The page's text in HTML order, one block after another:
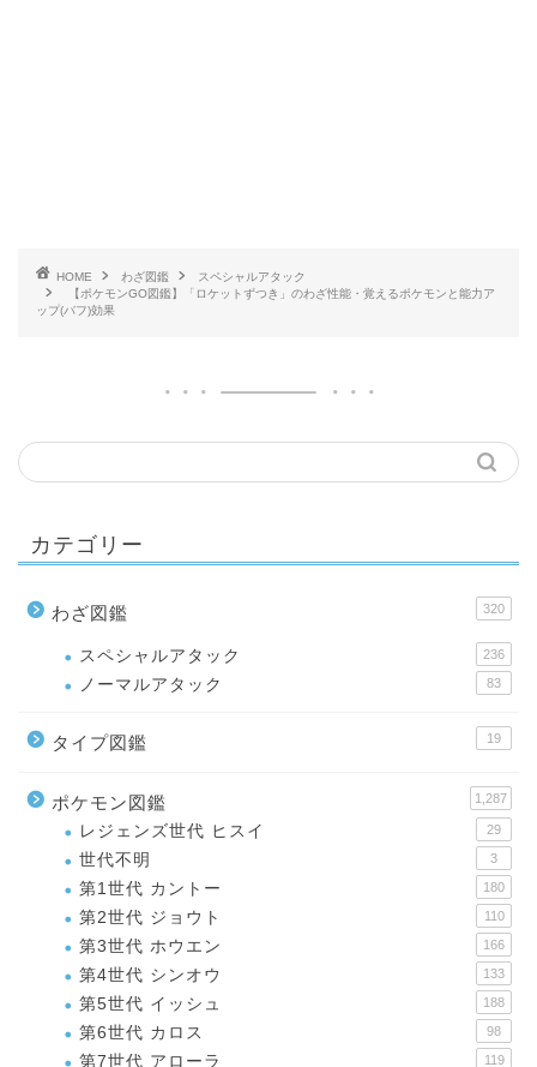
HOME わざ図鑑
スペシャルアタック
【ポケモンGO図鑑】「ロケットずつき」のわざ性能・覚えるポケモンと能力ア
ップ(バフ)効果
カテゴリー
わざ図鑑 320
スペシャルアタック 236
ノーマルアタック 83
タイプ図鑑 19
ポケモン図鑑 1,287
レジェンズ世代 ヒスイ 29
世代不明 3
第1世代 カントー 180
第2世代 ジョウト 110
第3世代 ホウエン 166
第4世代 シンオウ 133
第5世代 イッシュ 188
第6世代 カロス 98
第7世代 アローラ 119